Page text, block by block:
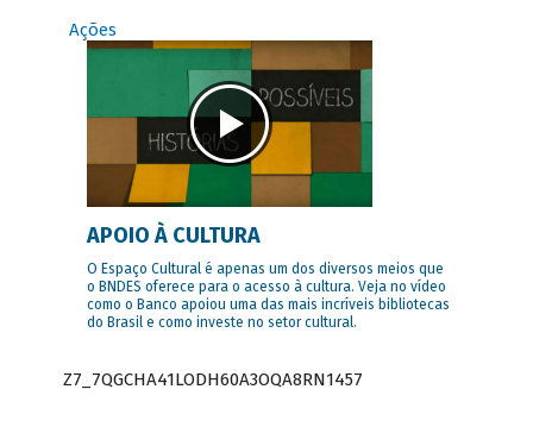
Ações
APOIO À CULTURA
O Espaço Cultural é apenas um dos diversos meios que
o BNDES oferece para o acesso à cultura. Veja no vídeo
como o Banco apoiou uma das mais incríveis bibliotecas
do Brasil e como investe no setor cultural.
Z7_7QGCHA41LODH60A3OQA8RN1457